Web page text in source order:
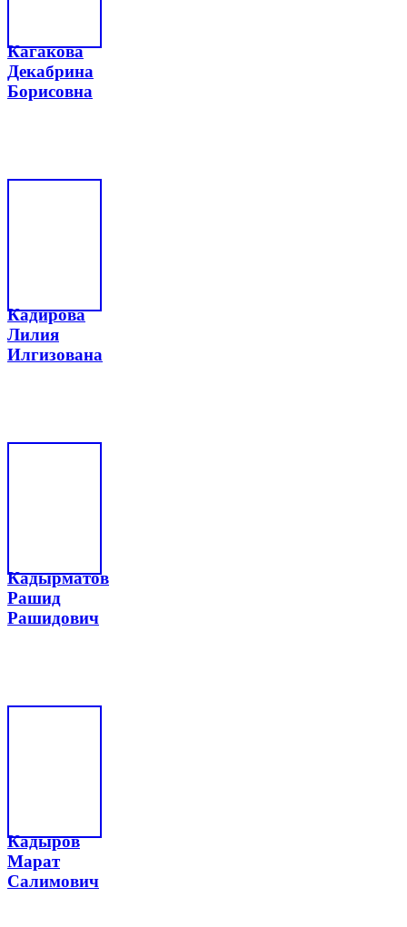
Кагакова
Декабрина
Борисовна
Кадирова
Лилия
Илгизована
Кадырматов
Рашид
Рашидович
Кадыров
Марат
Салимович